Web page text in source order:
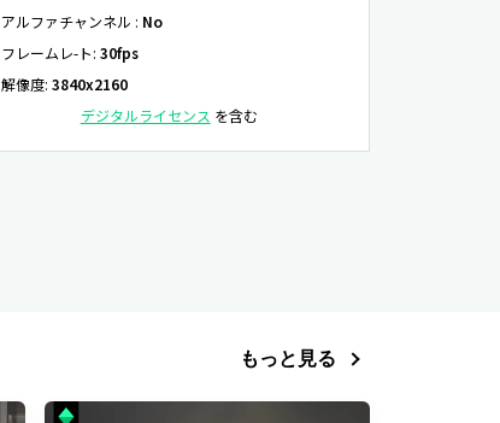
アルファチャンネル : No
フレームレ-ト: 30fps
解像度: 3840x2160
デジタルライセンス を含む
もっと見る